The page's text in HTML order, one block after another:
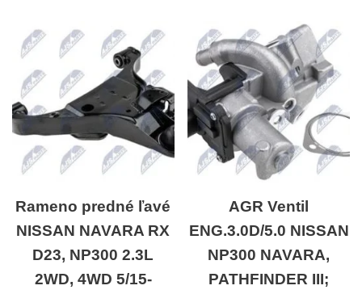
Rameno predné ľavé
NISSAN NAVARA RX
D23, NP300 2.3L
2WD, 4WD 5/15-
AGR Ventil
ENG.3.0D/5.0 NISSAN
NP300 NAVARA,
PATHFINDER III;